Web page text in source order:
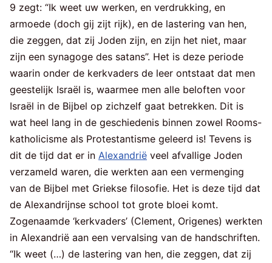
9 zegt: “Ik weet uw werken, en verdrukking, en
armoede (doch gij zijt rijk), en de lastering van hen,
die zeggen, dat zij Joden zijn, en zijn het niet, maar
zijn een synagoge des satans”. Het is deze periode
waarin onder de kerkvaders de leer ontstaat dat men
geestelijk Israël is, waarmee men alle beloften voor
Israël in de Bijbel op zichzelf gaat betrekken. Dit is
wat heel lang in de geschiedenis binnen zowel Rooms-
katholicisme als Protestantisme geleerd is! Tevens is
dit de tijd dat er in Alexandrië veel afvallige Joden
verzameld waren, die werkten aan een vermenging
van de Bijbel met Griekse filosofie. Het is deze tijd dat
de Alexandrijnse school tot grote bloei komt.
Zogenaamde ‘kerkvaders’ (Clement, Origenes) werkten
in Alexandrië aan een vervalsing van de handschriften.
“Ik weet (…) de lastering van hen, die zeggen, dat zij